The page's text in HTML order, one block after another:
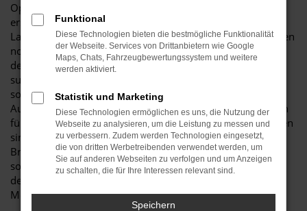
Opel Grandland X Gebrauchtwagen zeichnen sich durch
erstklassige Qualität aus. Allgemein bekannt ist die
Langlebigkeit dieses Fahrzeugs, das auch in älteren Auflagen
noch voll und ganz auf Höhe der Zeit fährt. Wenn Sie nach
dem passenden fahrbaren Untersatz für Brandenburg
suchen, liegen Sie goldrichtig und sichern sich viele Jahre
sorglose Mobilität. Natürlich bevorzugen auch wir vom
Autohaus Böttche junge Gebrauchtwagen und geben Ihnen
für deren einwandfreie Qualität eine Garantie. Des Weiteren
sind viele der Opel Grandland X Gebrauchtwagen für
Brandenburg mitsamt eines Scheckhefts im Angebot und
somit ist alles tipptopp in Ordnung. Dass dies ganz sicher
der Fall ist, sichern wir durch die Arbeit unserer Kfz-
Meisterwerkstatt.
Funktional
Diese Technologien bieten die bestmögliche Funktionalität
der Webseite. Services von Drittanbietern wie Google
Maps, Chats, Fahrzeugbewertungssystem und weitere
werden aktiviert.
Statistik und Marketing
Diese Technologien ermöglichen es uns, die Nutzung der
Webseite zu analysieren, um die Leistung zu messen und
zu verbessern. Zudem werden Technologien eingesetzt,
die von dritten Werbetreibenden verwendet werden, um
Sie auf anderen Webseiten zu verfolgen und um Anzeigen
zu schalten, die für Ihre Interessen relevant sind.
Speichern